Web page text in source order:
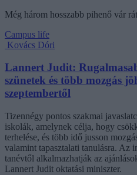
Még három hosszabb pihenő vár
Campus life
Kovács Dóri
Lannert Judit:
szünetek és több mozgás
szeptembertől
Tizennégy pontos szakmai
iskolák, amelynek célja, hogy
terhelése, és több idő jusson
valamint tapasztalati tanulásra. Az
tanévtől alkalmazhatják az
Lannert Judit oktatási miniszter.